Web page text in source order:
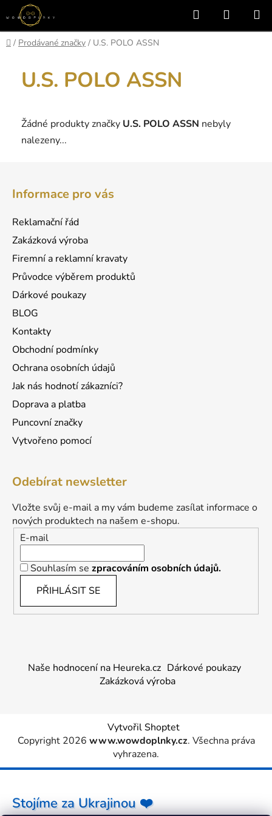
Přejít
na
obsah
Hledat
KOŠÍK
Domů
/ Prodávané značky / U.S. POLO ASSN
U.S. POLO ASSN
Žádné produkty značky U.S. POLO ASSN nebyly
nalezeny...
Informace pro vás
Reklamační řád
Zakázková výroba
Firemní a reklamní kravaty
Průvodce výběrem produktů
Dárkové poukazy
BLOG
Kontakty
Obchodní podmínky
Ochrana osobních údajů
Jak nás hodnotí zákazníci?
Doprava a platba
Puncovní značky
Vytvořeno pomocí
Odebírat newsletter
Vložte svůj e-mail a my vám budeme zasílat informace o
nových produktech na našem e-shopu.
E-mail
Souhlasím se zpracováním osobních údajů.
PŘIHLÁSIT SE
Naše hodnocení na Heureka.cz Dárkové poukazy
Zakázková výroba
Vytvořil Shoptet
Copyright 2026 www.wowdoplnky.cz. Všechna práva
vyhrazena.
Stojíme za Ukrajinou ❤️